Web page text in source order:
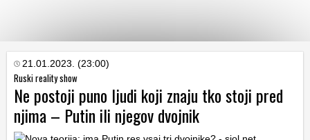
KATEGORIJE
HRVATSKI
WEB
21.01.2023. (23:00)
Ruski reality show
Ne postoji puno ljudi koji znaju tko stoji pred
njima – Putin ili njegov dvojnik